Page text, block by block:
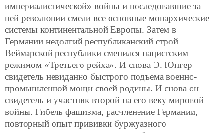
империалистической» войны и последовавшие за
ней революции смели все основные монархические
системы континентальной Европы. Затем в
Германии недолгий республиканский строй
Веймарской республики сменился нацистским
режимом «Третьего рейха». И снова Э. Юнгер —
свидетель невиданно быстрого подъема военно-
промышленной мощи своей родины. И снова он
свидетель и участник второй на его веку мировой
войны. Гибель фашизма, расчленение Германии,
повторный опыт прививки буржуазного